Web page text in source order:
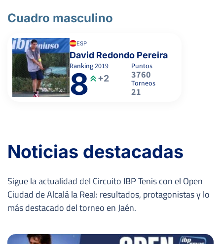
Cuadro masculino
ESP
David Redondo Pereira
Ranking2019
8 +2
Puntos
3760
Torneos
21
Noticias destacadas
Sigue la actualidad del Circuito IBP Tenis con el Open
Ciudad de Alcalá la Real: resultados, protagonistas y lo
más destacado del torneo en Jaén.